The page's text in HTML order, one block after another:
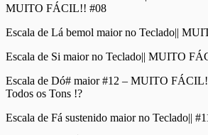
MUITO FÁCIL!! #08
Escala de Lá bemol maior no Teclado||
Escala de Si maior no Teclado|| MUITO
Escala de Dó# maior #12 – MUITO
Todos os Tons !?
Escala de Fá sustenido maior no Teclado||